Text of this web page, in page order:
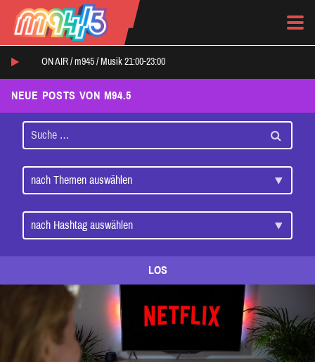
ON AIR / m945 / Musik 21:00-23:00
NEUE POSTS VON M94.5
LOS